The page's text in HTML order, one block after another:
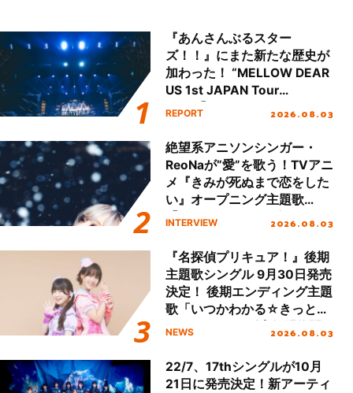
『あんさんぶるスター
ズ！！』にまた新たな歴史が
加わった！ “MELLOW DEAR
US 1st JAPAN Tour
Final「NICE to meet YOU
ート!!
REPORT 2026.08.03
絶望系アニソンシンガー・
ReoNaが“愛”を歌う！TVアニ
メ『きみが死ぬまで恋をした
い』オープニング主題歌
「Amore」インタビュー
INTERVIEW 2026.08.03
『名探偵プリキュア！』後期
主題歌シングル 9月30日発売
決定！ 後期エンディング主題
歌「いつかわかる☆きっとあ
える」TVサイズ先行配信開
NEWS 2026.08.03
22/7、17thシングルが10月
21日に発売決定！新アーティ